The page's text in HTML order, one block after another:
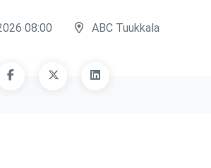
08:00 ABC Tuukkala